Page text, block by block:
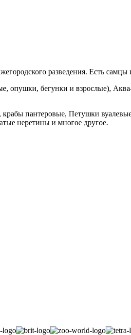
разведения. Есть самцы
бегунки и взрослые), Аква-
пантеровые, Петушки
неретины и многое другое.